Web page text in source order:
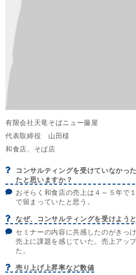
有限会社天竜そばニュー藤屋
代表取締役 山田様
和食店、そば店
コンサルティングを受けていなかっ
たと思いますか？
おそらく和食店の売上は４～５年で
で留まっていたと思う。
なぜ、コンサルティングを受けよう
セミナーの内容に共感したのがきっ
売上に課題を感じていた。売上アッ
た。
売り上げ上昇率など数値